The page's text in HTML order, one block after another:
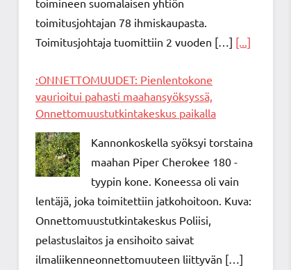
toimitusjohtajan 78 ihmiskaupasta.
Toimitusjohtaja tuomittiin 2 vuoden […] [...]
:ONNETTOMUUDET: Pienlentokone
vaurioitui pahasti maahansyöksyssä,
Onnettomuustutkintakeskus paikalla
Kannonkoskella syöksyi torstaina
maahan Piper Cherokee 180 -
tyypin kone. Koneessa oli vain
lentäjä, joka toimitettiin jatkohoitoon. Kuva:
Onnettomuustutkintakeskus Poliisi,
pelastuslaitos ja ensihoito saivat
ilmaliikenneonnettomuuteen liittyvän […]